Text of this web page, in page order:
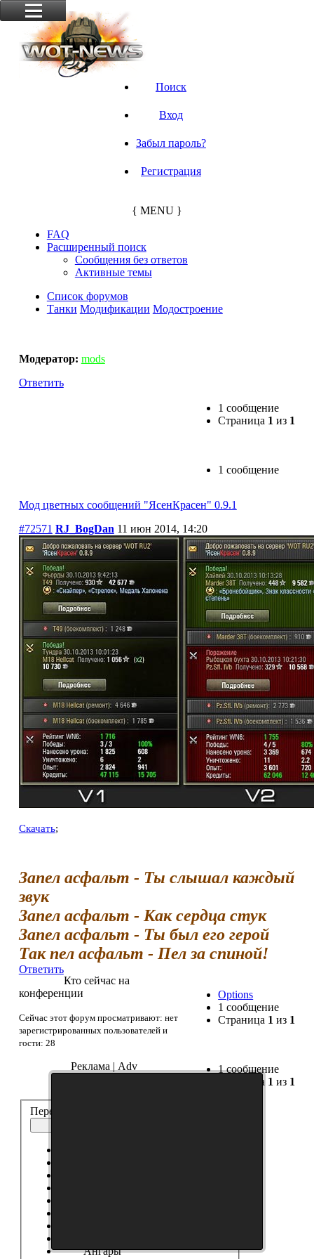
Поиск
Вход
Забыл пароль?
Регистрация
{ MENU }
FAQ
Расширенный поиск
Сообщения без ответов
Активные темы
Список форумов
Танки Модификации Модостроение
Модератор: mods
1 сообщение
Страница 1 из 1
1 сообщение
Ответить
Мод цветных сообщений "ЯсенКрасен" 0.9.1
#72571 RJ_BogDan 11 июн 2014, 14:20
Скачать;
Запел асфальт - Ты слышал каждый
звук
Запел асфальт - Как сердца стук
Запел асфальт - Ты был его герой
Так пел асфальт - Пел за спиной!
Ответить
Options
1 сообщение
Страница 1 из 1
1 сообщение
Страница 1 из 1
Перейти:
Ангары
Кто сейчас на
конференции
Сейчас этот форум просматривают: нет
зарегистрированных пользователей и
гости: 28
Реклама | Adv